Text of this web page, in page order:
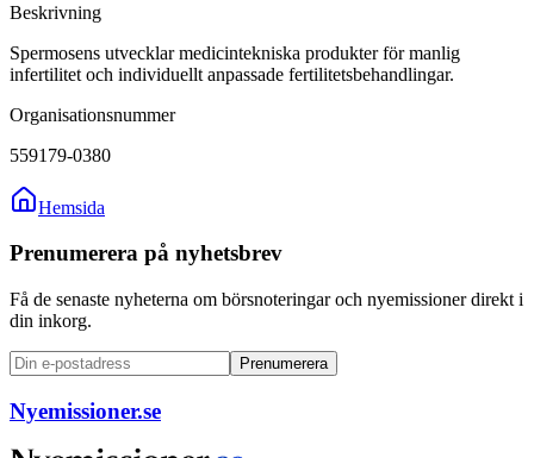
Beskrivning
Spermosens utvecklar medicintekniska produkter för manlig
infertilitet och individuellt anpassade fertilitetsbehandlingar.
Organisationsnummer
559179-0380
Hemsida
Prenumerera på nyhetsbrev
Få de senaste nyheterna om börsnoteringar och nyemissioner direkt i
din inkorg.
Prenumerera
Nyemissioner.se